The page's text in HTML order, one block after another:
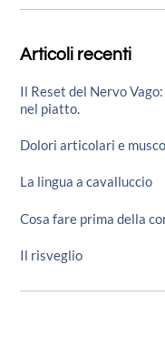
Articoli recenti
Il Reset del Nervo
nel piatto.
Dolori articolari e
La lingua a cavalluccio
Cosa fare prima della
Il risveglio